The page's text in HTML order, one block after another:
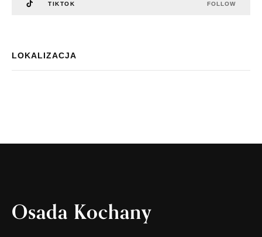
TIKTOK FOLLOW
LOKALIZACJA
Osada Kochany